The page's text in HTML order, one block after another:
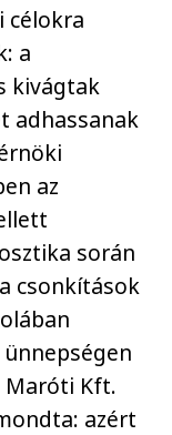
célokra
a
kivágtak
adhassanak
az
során
csonkítások
Maróti Kft.
azért